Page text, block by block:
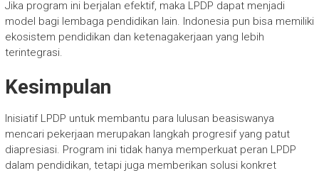
Jika program ini berjalan efektif, maka LPDP dapat menjadi
model bagi lembaga pendidikan lain. Indonesia pun bisa memiliki
ekosistem pendidikan dan ketenagakerjaan yang lebih
terintegrasi.
Kesimpulan
Inisiatif LPDP untuk membantu para lulusan beasiswanya
mencari pekerjaan merupakan langkah progresif yang patut
diapresiasi. Program ini tidak hanya memperkuat peran LPDP
dalam pendidikan, tetapi juga memberikan solusi konkret